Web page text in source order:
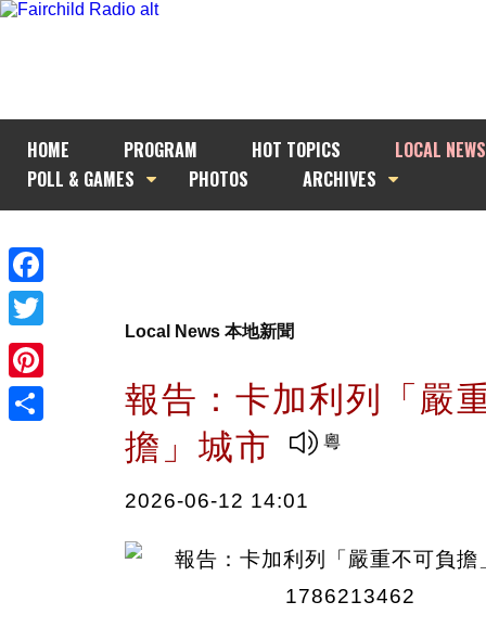
HOME PROGRAM HOT TOPICS
LOCAL NEWS
POLL & GAMES
PHOTOS ARCHIVES
Facebook
Twitter
Pinterest
Local News 本地新聞
報告：卡加利列「嚴
擔」城市
2026-06-12 14:01